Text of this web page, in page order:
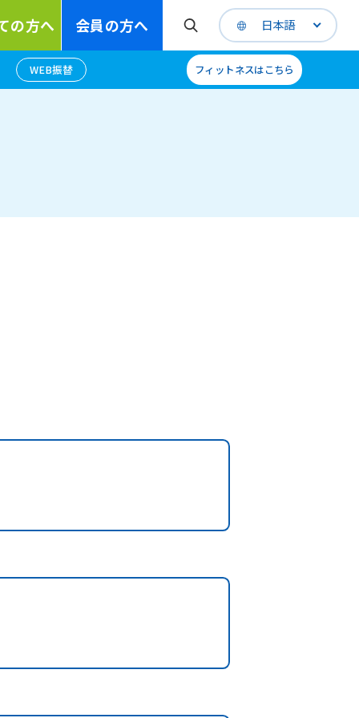
の方へ 会員の方へ 日本語
WEB振替 フィットネスはこちら